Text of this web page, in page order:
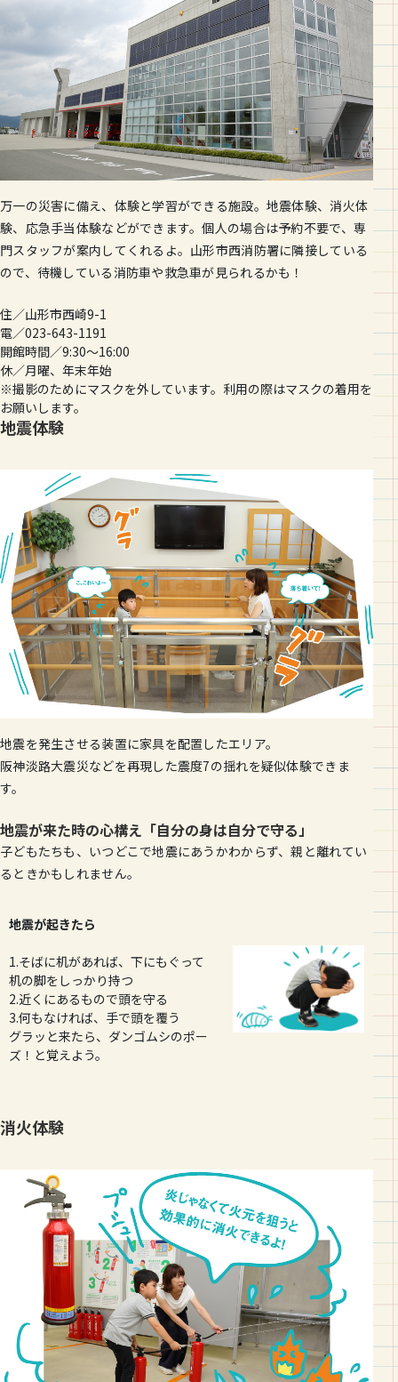
万一の災害に備え、体験と学習ができる施設。地震体験、消火体
験、応急手当体験などができます。個人の場合は予約不要で、専
門スタッフが案内してくれるよ。山形市西消防署に隣接している
ので、待機している消防車や救急車が見られるかも！
住／山形市西崎9-1
電／023-643-1191
開館時間／9:30～16:00
休／月曜、年末年始
※撮影のためにマスクを外しています。利用の際はマスクの着用を
お願いします。
地震体験
地震を発生させる装置に家具を配置したエリア。
阪神淡路大震災などを再現した震度7の揺れを疑似体験できま
す。
地震が来た時の心構え「自分の身は自分で守る」
子どもたちも、いつどこで地震にあうかわからず、親と離れてい
るときかもしれません。
地震が起きたら
1.そばに机があれば、下にもぐって
机の脚をしっかり持つ
2.近くにあるもので頭を守る
3.何もなければ、手で頭を覆う
グラッと来たら、ダンゴムシのポー
ズ！と覚えよう。
消火体験